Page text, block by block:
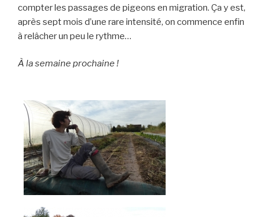
compter les passages de pigeons en migration. Ça y est,
après sept mois d’une rare intensité, on commence enfin
à relâcher un peu le rythme…
À la semaine prochaine !